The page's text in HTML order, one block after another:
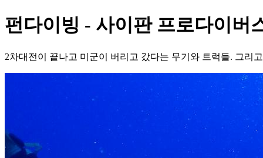
펀다이빙 - 사이판 프로다이버
2차대전이 끝나고 미군이 버리고 갔다는 무기와 트럭들. 그리